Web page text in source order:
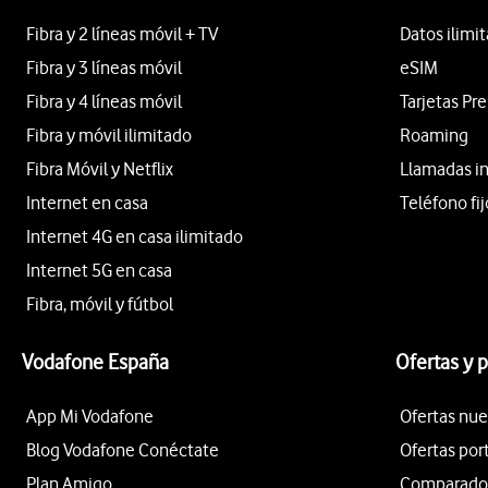
Fibra y 2 líneas móvil + TV
Fibra y 3 líneas móvil
Fibra y 4 líneas móvil
Fibra y móvil ilimitado
Fibra Móvil y Netflix
Internet en casa
Internet 4G en casa ilimitado
Internet 5G en casa
Fibra, móvil y fútbol
Datos
eSIM
Tarjetas
Roaming
Llamadas
Teléfono
Vodafone España
App Mi Vodafone
Blog Vodafone Conéctate
Plan Amigo
Ofertas y
Ofertas
Ofertas